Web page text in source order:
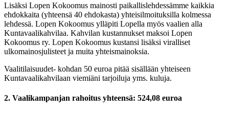
Lisäksi Lopen Kokoomus mainosti paikallislehdessämme kaikkia
ehdokkaita (yhteensä 40 ehdokasta) yhteisilmoituksilla kolmessa
lehdessä. Lopen Kokoomus ylläpiti Lopella myös vaalien alla
Kuntavaalikahvilaa. Kahvilan kustannukset maksoi Lopen
Kokoomus ry. Lopen Kokoomus kustansi lisäksi viralliset
ulkomainosjulisteet ja muita yhteismainoksia.
Vaalitilaisuudet- kohdan 50 euroa pitää sisällään yhteiseen
Kuntavaalikahvilaan viemiäni tarjoiluja yms. kuluja.
2. Vaalikampanjan rahoitus yhteensä: 524,08 euroa